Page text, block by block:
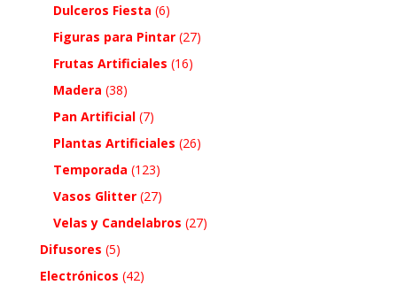
Dulceros Fiesta (6)
Figuras para Pintar (27)
Frutas Artificiales (16)
Madera (38)
Pan Artificial (7)
Plantas Artificiales (26)
Temporada (123)
Vasos Glitter (27)
Velas y Candelabros (27)
Difusores (5)
Electrónicos (42)